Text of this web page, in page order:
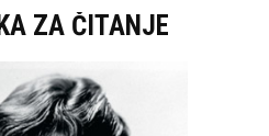
ZA ČITANJE